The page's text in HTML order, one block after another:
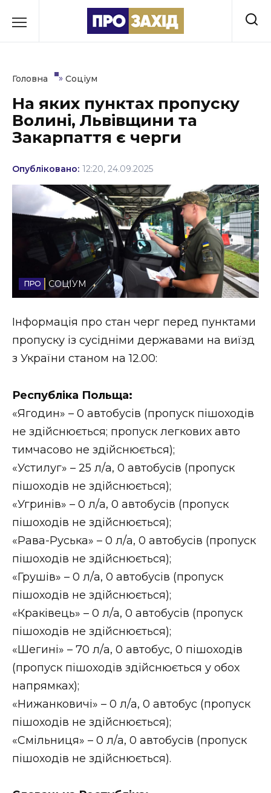
до
Культура
Освіта
Події
Політика
Стиль життя
Втрачений Ужгород (відеоверсія)
ЗАКАРПАТСЬКІ НОВИНИ
НОВИНИ ЗАХІДНОЇ УКРАЇНИ
ФОТО
ВІДЕО
Головна » Соціум
На яких пунктах пропуску
Волині, Львівщини та
Закарпаття є черги
Опубліковано: 12:20, 24.09.2025
СОЦІУМ
Інформація про стан черг перед пунктами
пропуску із сусідніми державами на виїзд
з України станом на 12.00:
Республіка Польща:
«Ягодин» – 0 автобусів (пропуск пішоходів
не здійснюється; пропуск легкових авто
тимчасово не здійснюється);
«Устилуг» – 25 л/а, 0 автобусів (пропуск
пішоходів не здійснюється);
«Угринів» – 0 л/а, 0 автобусів (пропуск
пішоходів не здійснюється);
«Рава-Руська» – 0 л/а, 0 автобусів (пропуск
пішоходів не здійснюється);
«Грушів» – 0 л/а, 0 автобусів (пропуск
пішоходів не здійснюється);
«Краківець» – 0 л/а, 0 автобусів (пропуск
пішоходів не здійснюється);
«Шегині» – 70 л/а, 0 автобус, 0 пішоходів
(пропуск пішоходів здійснюється у обох
напрямках);
«Нижанковичі» – 0 л/а, 0 автобус (пропуск
пішоходів не здійснюється);
«Смільниця» – 0 л/а, 0 автобусів (пропуск
пішоходів не здійснюється).